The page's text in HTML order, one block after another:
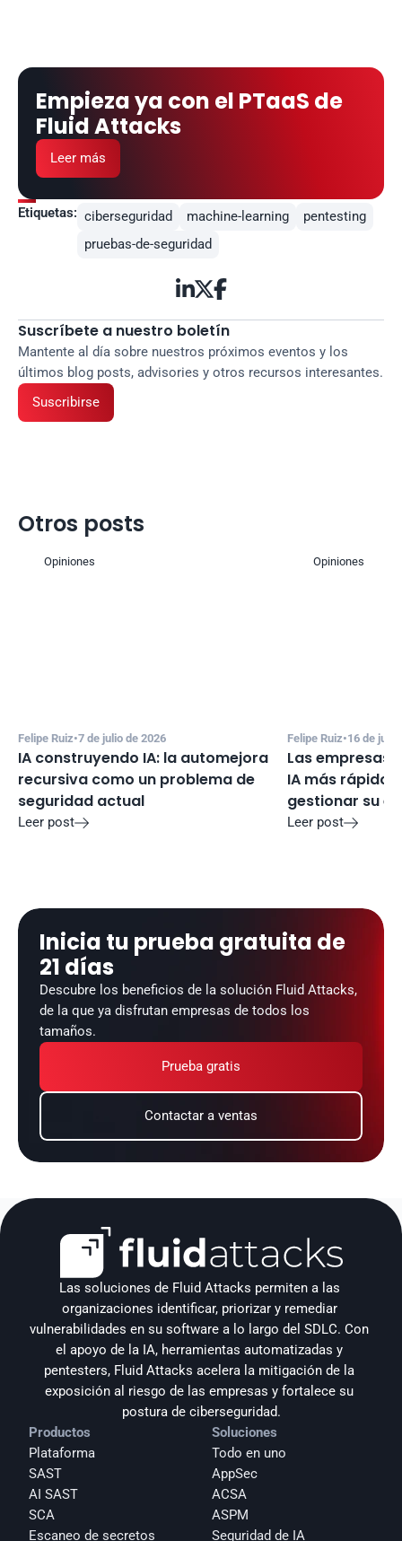
Empieza ya con el PTaaS de
Fluid Attacks
Leer más
Etiquetas: ciberseguridad machine-learning
pentesting
pruebas-de-seguridad

Suscríbete a nuestro boletín
Mantente al día sobre nuestros próximos eventos y los
últimos blog posts, advisories y otros recursos interesantes.
Suscribirse
Otros posts
Opiniones
Felipe Ruiz•7 de julio de 2026
IA construyendo IA: la automejora
recursiva como un problema de
seguridad actual
Leer post
Opiniones
Felipe Ruiz•16 de
Las empresas
IA más rápido
gestionar su
Leer post
Inicia tu prueba gratuita de
21 días
Descubre los beneficios de la solución Fluid Attacks,
de la que ya disfrutan empresas de todos los
tamaños.
Prueba gratis
Contactar a ventas
Las soluciones de Fluid Attacks permiten a las
organizaciones identificar, priorizar y remediar
vulnerabilidades en su software a lo largo del SDLC. Con
el apoyo de la IA, herramientas automatizadas y
pentesters, Fluid Attacks acelera la mitigación de la
exposición al riesgo de las empresas y fortalece su
postura de ciberseguridad.
Productos
Plataforma
SAST
AI SAST
SCA
Escaneo de secretos
Soluciones
Todo en uno
AppSec
ACSA
ASPM
Seguridad de IA